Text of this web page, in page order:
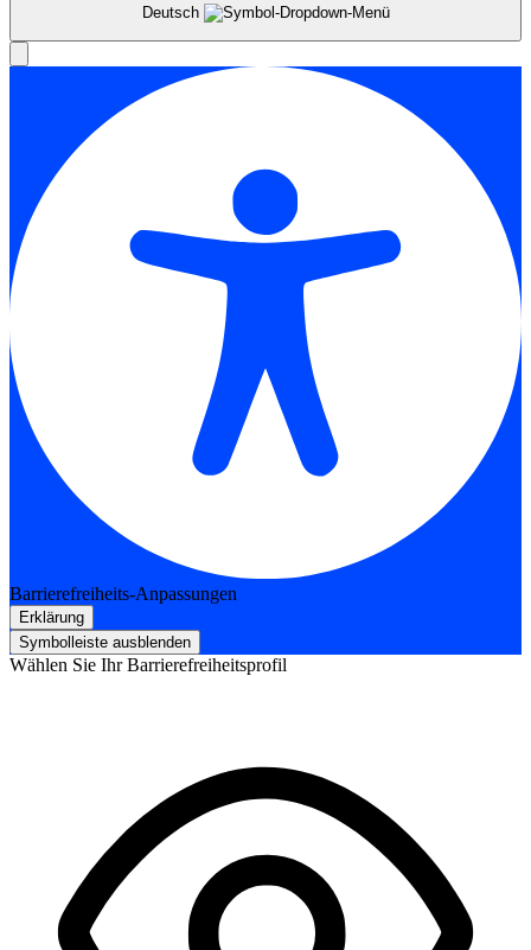
Deutsch
Barrierefreiheits-Anpassungen
Erklärung
Symbolleiste ausblenden
Wählen Sie Ihr Barrierefreiheitsprofil